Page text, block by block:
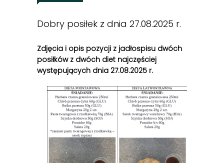
Dobry posiłek z dnia 27.08.2025 r.
Zdjęcia i opis pozycji z jadłospisu dwóch
posiłków z dwóch diet najczęściej
występujących dnia 27.08.2025 r.